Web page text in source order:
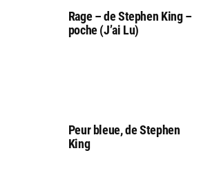
Rage – de Stephen King –
poche (J’ai Lu)
Peur bleue, de Stephen
King